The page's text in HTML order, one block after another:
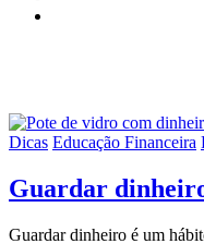
Dicas Educação Financeira
Guardar
Guardar dinheiro é um